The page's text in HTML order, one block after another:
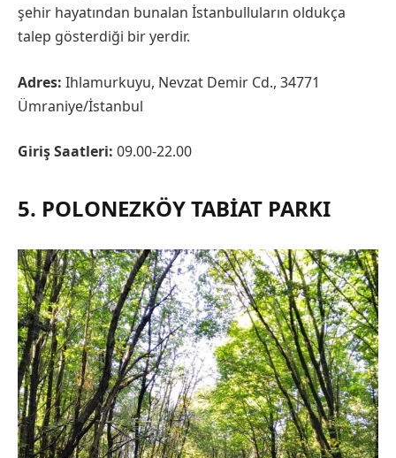
şehir hayatından bunalan İstanbulluların oldukça
talep gösterdiği bir yerdir.
Adres: Ihlamurkuyu, Nevzat Demir Cd., 34771
Ümraniye/İstanbul
Giriş Saatleri: 09.00-22.00
5. POLONEZKÖY TABIAT PARKI